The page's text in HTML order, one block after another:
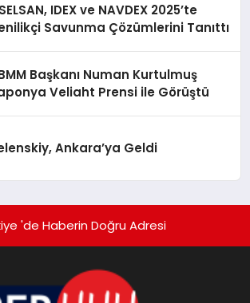
IDEX ve NAVDEX 2025’te
Savunma Çözümlerini Tanıttı
Başkanı Numan Kurtulmuş
Veliaht Prensi ile Görüştü
Ankara’ya Geldi
'de Haberin Doğru Adresi